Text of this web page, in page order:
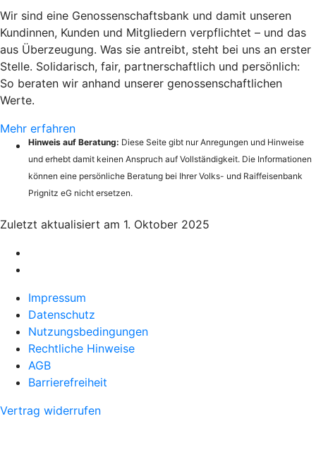
Wir sind eine Genossenschaftsbank und damit unseren
Kundinnen, Kunden und Mitgliedern verpflichtet – und das
aus Überzeugung. Was sie antreibt, steht bei uns an erster
Stelle. Solidarisch, fair, partnerschaftlich und persönlich:
So beraten wir anhand unserer genossenschaftlichen
Werte.
Mehr erfahren
Hinweis auf Beratung: Diese Seite gibt nur Anregungen und Hinweise
und erhebt damit keinen Anspruch auf Vollständigkeit. Die Informationen
können eine persönliche Beratung bei Ihrer Volks- und Raiffeisenbank
Prignitz eG nicht ersetzen.
Zuletzt aktualisiert am 1. Oktober 2025
Impressum
Datenschutz
Nutzungsbedingungen
Rechtliche Hinweise
AGB
Barrierefreiheit
Vertrag widerrufen